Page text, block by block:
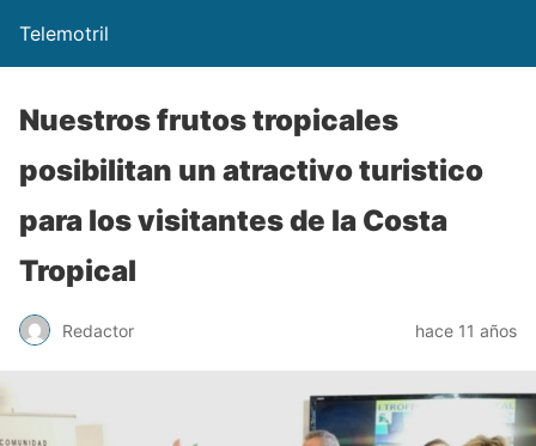
Telemotril
Nuestros frutos tropicales
posibilitan un atractivo turistico
para los visitantes de la Costa
Tropical
Redactor hace 11 años